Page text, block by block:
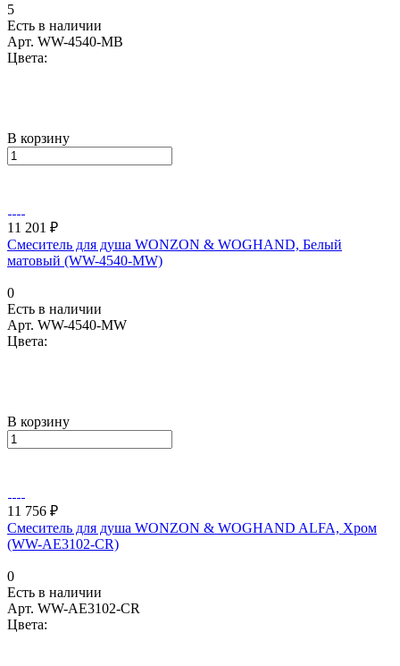
5
Есть в наличии
Арт. WW-4540-MB
Цвета:
В корзину
11 201 ₽
Смеситель для душа WONZON & WOGHAND, Белый
матовый (WW-4540-MW)
0
Есть в наличии
Арт. WW-4540-MW
Цвета:
В корзину
11 756 ₽
Смеситель для душа WONZON & WOGHAND ALFA, Хром
(WW-AE3102-CR)
0
Есть в наличии
Арт. WW-AE3102-CR
Цвета: